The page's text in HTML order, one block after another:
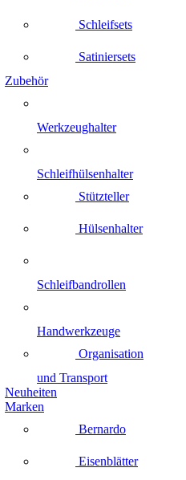
Schleifsets
Satiniersets
Zubehör
Werkzeughalter
Schleifhülsenhalter
Stützteller
Hülsenhalter
Schleifbandrollen
Handwerkzeuge
Organisation
und Transport
Neuheiten
Marken
Bernardo
Eisenblätter